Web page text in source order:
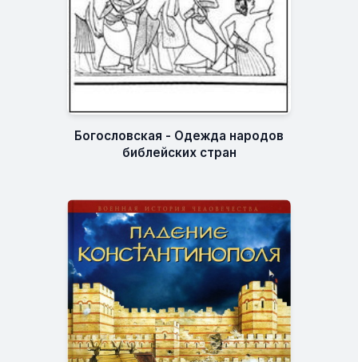
Богословская - Одежда народов
библейских стран